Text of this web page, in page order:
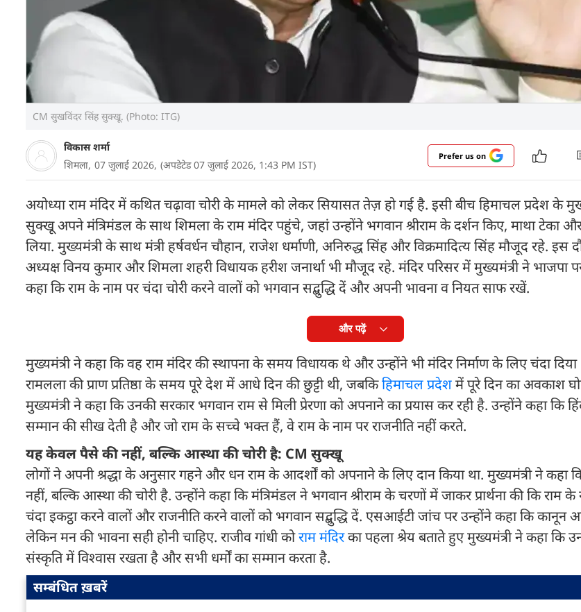
CM सुखविंदर सिंह सुक्खू. (Photo: ITG)
विकास शर्मा
शिमला, 07 जुलाई 2026, (अपडेटेड 07 जुलाई 2026, 1:43 PM IST)
Prefer us on
अयोध्या राम मंदिर में कथित चढ़ावा चोरी के मामले को लेकर सियासत तेज़ हो गई है. इसी बीच हिमाचल प्रदेश के
सुक्खू अपने मंत्रिमंडल के साथ शिमला के राम मंदिर पहुंचे, जहां उन्होंने भगवान श्रीराम के दर्शन किए, माथा टेका और
लिया. मुख्यमंत्री के साथ मंत्री हर्षवर्धन चौहान, राजेश धर्माणी, अनिरुद्ध सिंह और विक्रमादित्य सिंह मौजूद रहे. इस
अध्यक्ष विनय कुमार और शिमला शहरी विधायक हरीश जनार्था भी मौजूद रहे. मंदिर परिसर में मुख्यमंत्री ने भाजपा
कहा कि राम के नाम पर चंदा चोरी करने वालों को भगवान सद्बुद्धि दें और अपनी भावना व नियत साफ रखें.
और पढ़ें
मुख्यमंत्री ने कहा कि वह राम मंदिर की स्थापना के समय विधायक थे और उन्होंने भी मंदिर निर्माण के लिए चंदा दिया
रामलला की प्राण प्रतिष्ठा के समय पूरे देश में आधे दिन की छुट्टी थी, जबकिहिमाचल प्रदेशमें पूरे दिन का अवकाश
मुख्यमंत्री ने कहा कि उनकी सरकार भगवान राम से मिली प्रेरणा को अपनाने का प्रयास कर रही है. उन्होंने कहा कि
सम्मान की सीख देती है और जो राम के सच्चे भक्त हैं, वे राम के नाम पर राजनीति नहीं करते.
यह केवल पैसे की नहीं, बल्कि आस्था की चोरी है: CM सुक्खू
लोगों ने अपनी श्रद्धा के अनुसार गहने और धन राम के आदर्शों को अपनाने के लिए दान किया था. मुख्यमंत्री ने
नहीं, बल्कि आस्था की चोरी है. उन्होंने कहा कि मंत्रिमंडल ने भगवान श्रीराम के चरणों में जाकर प्रार्थना की कि राम के
चंदा इकट्ठा करने वालों और राजनीति करने वालों को भगवान सद्बुद्धि दें. एसआईटी जांच पर उन्होंने कहा कि कानून
लेकिन मन की भावना सही होनी चाहिए. राजीव गांधी कोराम मंदिरका पहला श्रेय बताते हुए मुख्यमंत्री ने कहा कि
संस्कृति में विश्वास रखता है और सभी धर्मों का सम्मान करता है.
सम्बंधित ख़बरें